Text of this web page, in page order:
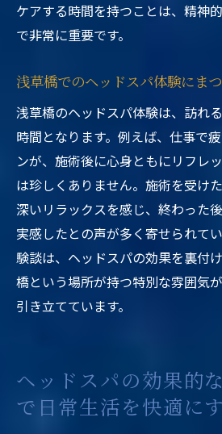
ケアする時間を持つことは、精神
で非常に重要です。
浅草橋でのヘッドスパ体験にま
浅草橋のヘッドスパ体験は、訪れ
時間となります。例えば、仕事で
ンが、施術後に心身ともにリフレ
は珍しくありません。施術を受け
深いリラックスを感じ、終わった
実感したとの声が多く寄せられて
験談は、ヘッドスパの効果を裏付
橋という場所が持つ特別な雰囲気
引き立てています。
ヘッドスパの効果的
で日常生活を快適に